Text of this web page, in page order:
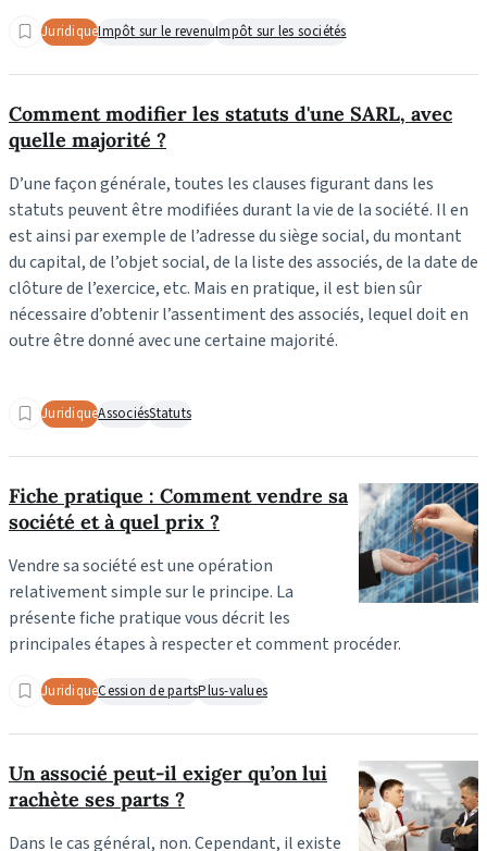
JuridiqueImpôt sur le revenuImpôt sur les sociétés
Comment modifier les statuts d'une SARL, avec
quelle majorité ?
D’une façon générale, toutes les clauses figurant dans les
statuts peuvent être modifiées durant la vie de la société. Il en
est ainsi par exemple de l’adresse du siège social, du montant
du capital, de l’objet social, de la liste des associés, de la date de
clôture de l’exercice, etc. Mais en pratique, il est bien sûr
nécessaire d’obtenir l’assentiment des associés, lequel doit en
outre être donné avec une certaine majorité.
JuridiqueAssociésStatuts
Fiche pratique : Comment vendre sa
société et à quel prix ?
Vendre sa société est une opération
relativement simple sur le principe. La
présente fiche pratique vous décrit les
principales étapes à respecter et comment procéder.
JuridiqueCession de partsPlus-values
Un associé peut-il exiger qu’on lui
rachète ses parts ?
Dans le cas général, non. Cependant, il existe